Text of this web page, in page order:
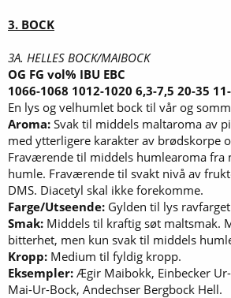
3. BOCK
3A. HELLES BOCK/MAIBOCK
OG FG vol% IBU EBC
1066-1068 1012-1020 6,3-7,5 20-35
En lys og velhumlet bock til vår og
Aroma: Svak til middels maltaroma av
med ytterligere karakter av brødskorpe
Fraværende til middels humlearoma fra
humle. Fraværende til svakt nivå av
DMS. Diacetyl skal ikke forekomme.
Farge/Utseende: Gylden til lys
Smak: Middels til kraftig søt maltsmak.
bitterhet, men kun svak til middels
Kropp: Medium til fyldig kropp.
Eksempler: Ægir Maibokk, Einbecker
Mai-Ur-Bock, Andechser Bergbock Hell.